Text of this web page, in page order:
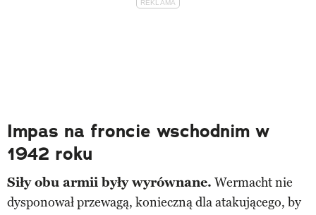
Impas na froncie wschodnim w
1942 roku
Siły obu armii były wyrównane. Wermacht nie
dysponował przewagą, konieczną dla atakującego, by